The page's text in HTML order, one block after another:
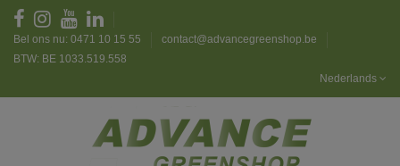
Bel ons nu: 0471 10 15 55
contact@advancegreenshop.be
BTW: BE 1033.519.558
Nederlands